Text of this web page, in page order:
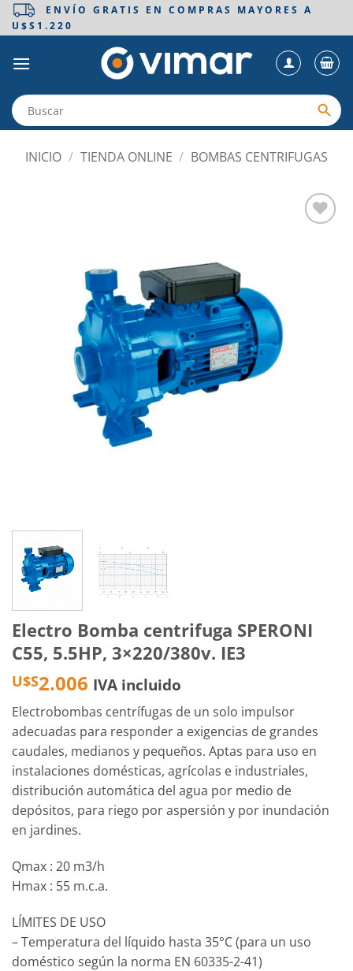
Saltar
ENVÍO GRATIS EN COMPRAS MAYORES A
U$S1.220
INICIO / TIENDA ONLINE / BOMBAS CENTRIFUGAS
Electro Bomba centrifuga SPERONI
C55, 5.5HP, 3×220/380v. IE3
U$S2.006 IVA incluido
Electrobombas centrífugas de un solo impulsor
adecuadas para responder a exigencias de grandes
caudales, medianos y pequeños. Aptas para uso en
instalaciones domésticas, agrícolas e industriales,
distribución automática del agua por medio de
depósitos, para riego por aspersión y por inundación
en jardines.
Qmax : 20 m3/h
Hmax : 55 m.c.a.
LÍMITES DE USO
– Temperatura del líquido hasta 35°C (para un uso
doméstico según la norma EN 60335-2-41)